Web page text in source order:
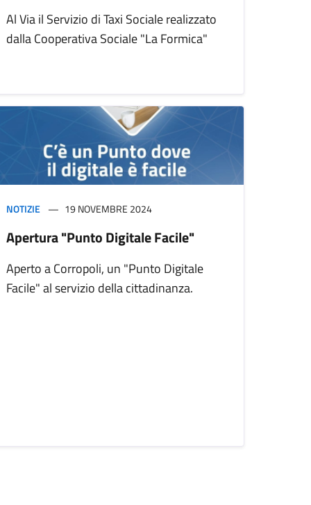
Al Via il Servizio di Taxi Sociale realizzato
dalla Cooperativa Sociale "La Formica"
NOTIZIE 19 NOVEMBRE 2024
Apertura "Punto Digitale Facile"
Aperto a Corropoli, un "Punto Digitale
Facile" al servizio della cittadinanza.